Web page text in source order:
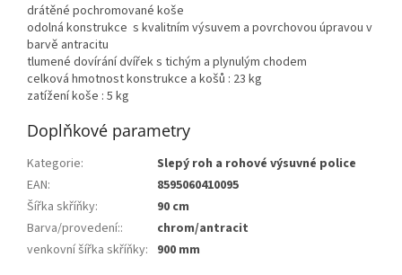
drátěné pochromované koše
odolná konstrukce s kvalitním výsuvem a povrchovou úpravou v
barvě antracitu
tlumené dovírání dvířek s tichým a plynulým chodem
celková hmotnost konstrukce a košů : 23 kg
zatížení koše : 5 kg
Doplňkové parametry
Kategorie:
Slepý roh a rohové výsuvné police
EAN:
8595060410095
Šířka skříňky:
90 cm
Barva/provedení::
chrom/antracit
venkovní šířka skříňky: 900 mm